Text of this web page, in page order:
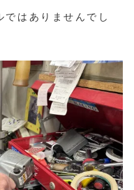
ではありませんでし